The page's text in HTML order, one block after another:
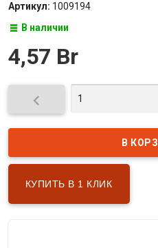
Артикул: 1009194
В наличии
4,57 Br

КУПИТЬ В 1 КЛИК